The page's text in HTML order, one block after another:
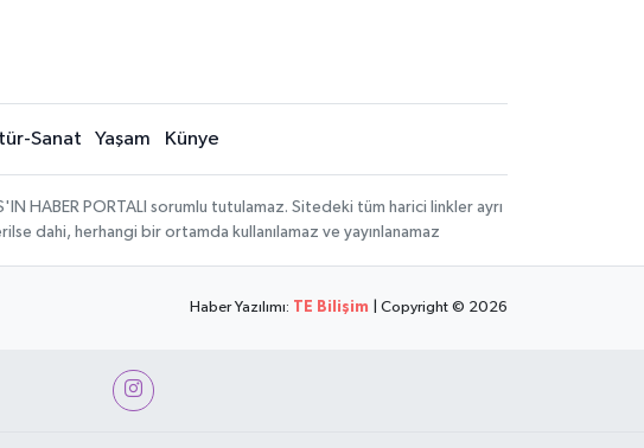
Sanat Yaşam Künye
HABER PORTALI sorumlu tutulamaz. Sitedeki tüm harici linkler ayrı
dahi, herhangi bir ortamda kullanılamaz ve yayınlanamaz
Haber Yazılımı: TE Bilişim | Copyright © 2026